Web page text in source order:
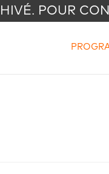
POUR